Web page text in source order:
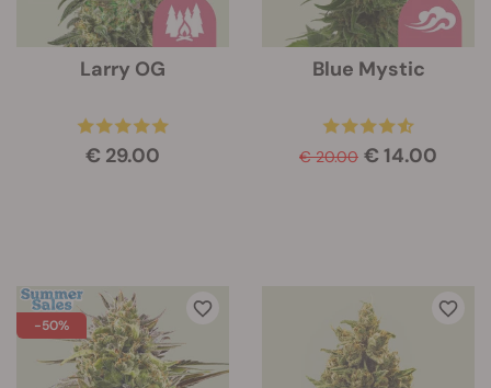
Larry OG
€ 29.00
Blue Mystic
€ 20.00 € 14.00
-50%